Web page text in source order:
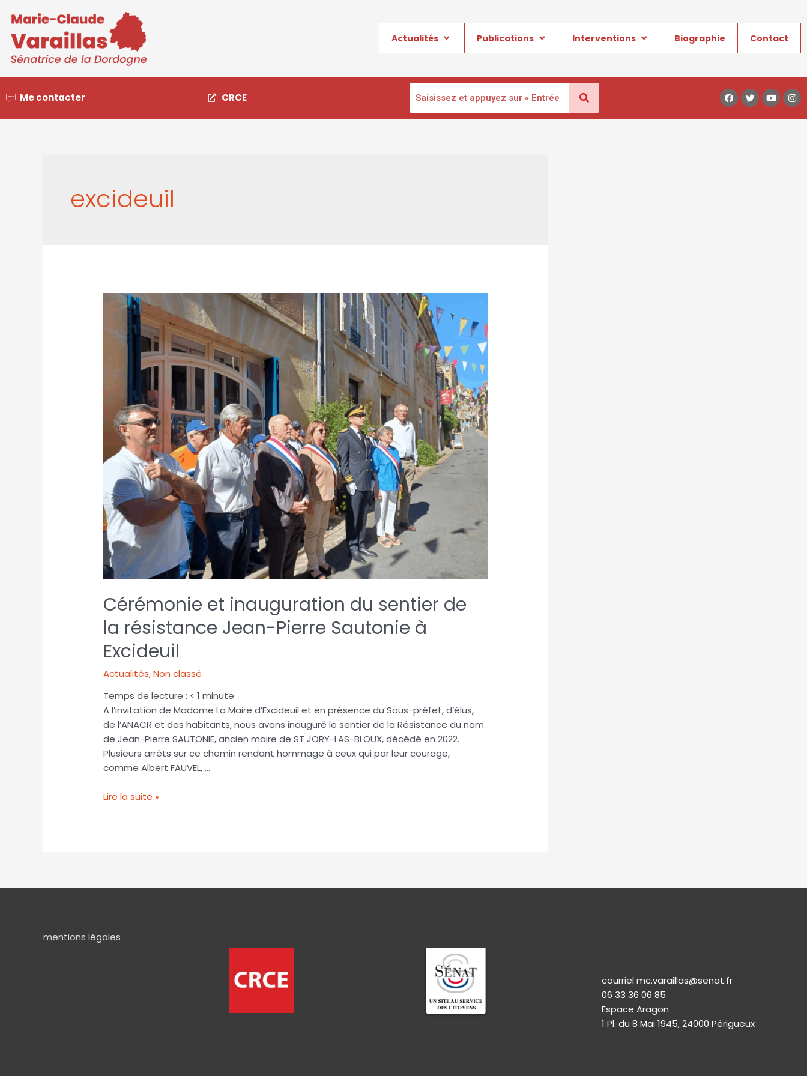
Actualités Publications Interventions Biographie Contact
Me contacter CRCE
excideuil
Cérémonie et inauguration du sentier de
la résistance Jean-Pierre Sautonie à
Excideuil
Actualités,Non classé
Temps de lecture : < 1 minute
A l’invitation de Madame La Maire d’Excideuil et en présence du Sous-préfet, d’élus,
de l’ANACR et des habitants, nous avons inauguré le sentier de la Résistance du nom
de Jean-Pierre SAUTONIE, ancien maire de ST JORY-LAS-BLOUX, décédé en 2022.
Plusieurs arrêts sur ce chemin rendant hommage à ceux qui par leur courage,
comme Albert FAUVEL, …
Lire la suite »
mentions légales
courriel mc.varaillas@senat.fr
06 33 36 06 85
Espace Aragon
1 Pl. du 8 Mai 1945, 24000 Périgueux​